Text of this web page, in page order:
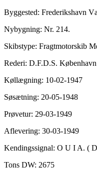
Byggested: Frederikshavn
Nybygning: Nr. 214.
Skibstype: Fragtmotorskib
Rederi: D.F.D.S. København
Køllægning: 10-02-1947
Søsætning: 20-05-1948
Prøvetur: 29-03-1949
Aflevering: 30-03-1949
Kendingssignal: O U I A. (
Tons DW: 2675